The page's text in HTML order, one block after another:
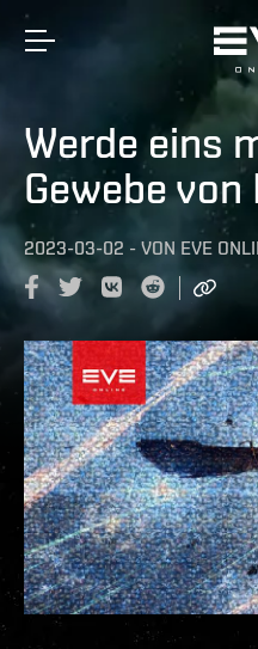
Werde eins
Gewebe von
2023-03-02 - VON EVE